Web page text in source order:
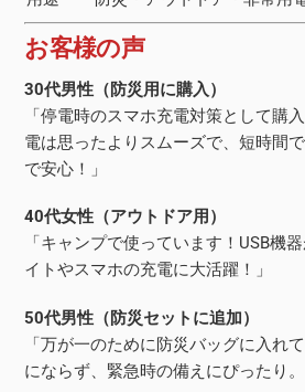
お客様の声
30代男性（防災用に購入）
「停電時のスマホ充電対策として購
電は思ったよりスムーズで、短時間
で安心！」
40代女性（アウトドア用）
「キャンプで使っています！USB機
イトやスマホの充電に大活躍！」
50代男性（防災セットに追加）
「万が一のために防災バッグに入れ
にならず、緊急時の備えにぴったり。